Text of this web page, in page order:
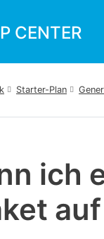
CENTER
Starter-Plan
ich